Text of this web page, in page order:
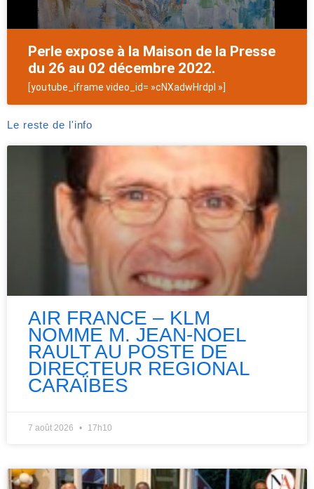
Perle expose à la Maison de la Presse
du 26 au 02 décembre 2022.
[youtube_iframe video_id= »cNXadwHrdpI »]
Le reste de l'info
AIR FRANCE – KLM
NOMME M. JEAN-NOEL
RAULT AU POSTE DE
DIRECTEUR REGIONAL
CARAÏBES
7 août 2026 17h10